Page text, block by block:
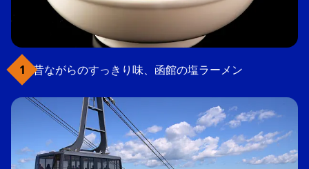
昔ながらのすっきり味、函館の塩ラーメン